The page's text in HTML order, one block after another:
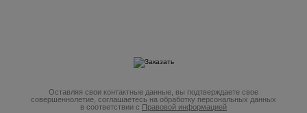
Оставляя свои контактные данные, вы подтверждаете свое
совершеннолетие, соглашаетесь на обработку персональных данных
в соответствии с Правовой информацией